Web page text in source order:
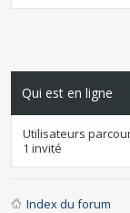
Qui est en ligne
Utilisateurs
1 invité
Index du forum